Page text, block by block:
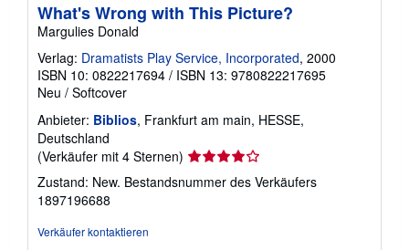
What's Wrong with This Picture?
Margulies Donald
Verlag: Dramatists Play Service, Incorporated, 2000
ISBN 10: 0822217694 / ISBN 13: 9780822217695
Neu / Softcover
Anbieter: Biblios, Frankfurt am main, HESSE,
Deutschland
(Verkäufer mit 4 Sternen) Verkäuferbewertung
von
Zustand: New. Bestandsnummer des Verkäufers
1897196688
Verkäufer kontaktieren